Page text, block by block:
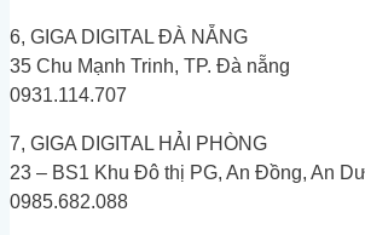
6, GIGA DIGITAL ĐÀ NẴNG
35 Chu Mạnh Trinh, TP. Đà nẵng
0931.114.707
7, GIGA DIGITAL HẢI PHÒNG
23 – BS1 Khu Đô thị PG, An Đồng, An
0985.682.088